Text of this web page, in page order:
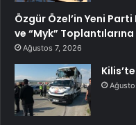
Özgür Özel’in Yeni
ve “Myk”
Ağustos 7, 2026